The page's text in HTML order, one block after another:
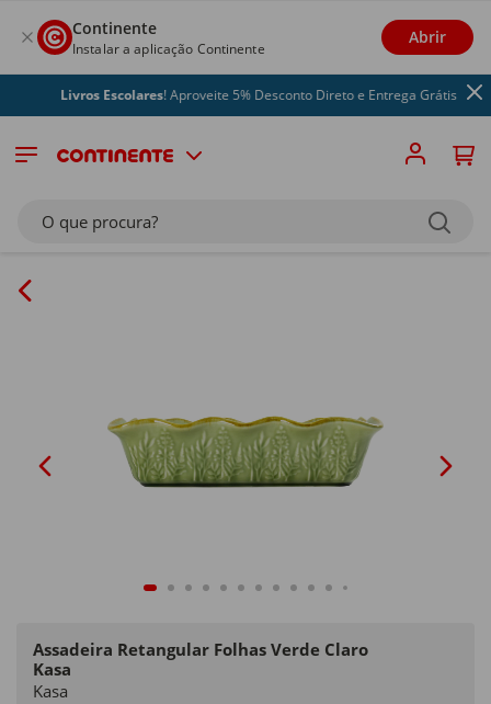
Continente
Instalar a aplicação Continente
Abrir
Livros Escolares! Aproveite 5% Desconto Direto e Entrega Grátis
O que procura?
Assadeira Retangular Folhas Verde Claro
Kasa
Kasa